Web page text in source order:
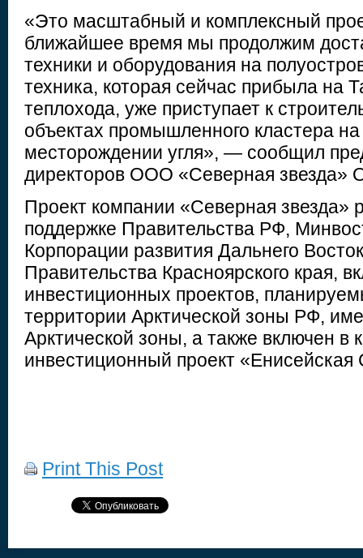
«Это масштабный и комплексный
ближайшее время мы продолжим
техники и оборудования на
техника, которая сейчас прибыла на
теплохода, уже приступает к
объектах промышленного кластера
месторождении угля», — сообщил
директоров ООО «Северная звезда»
Проект компании «Северная звезда»
поддержке Правительства РФ,
Корпорации развития Дальнего
Правительства Красноярского края,
инвестиционных проектов,
территории Арктической зоны РФ,
Арктической зоны, а также включен в
инвестиционный проект «Енисейская
Print This Post